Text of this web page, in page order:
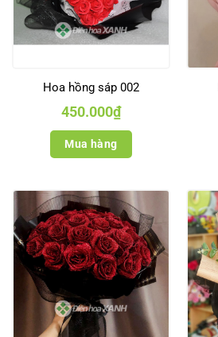
Hoa hồng sáp 002
450.000₫
Mua hàng